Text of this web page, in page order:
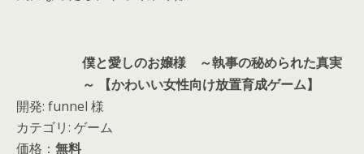
僕と愛しのお嬢様 ～執事の秘められた真実
～ 【かわいい女性向け放置育成ゲーム】
開発: funnel 様
カテゴリ: ゲーム
価格： 無料